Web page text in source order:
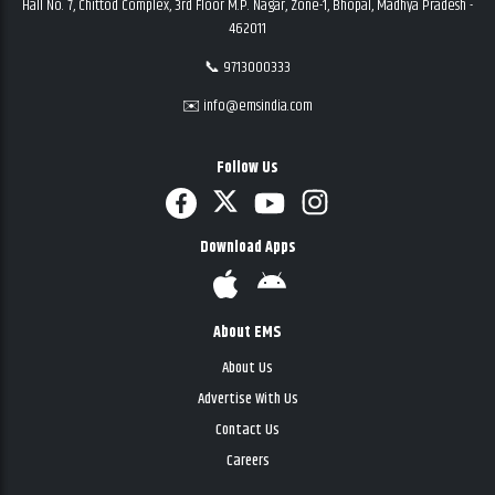
Hall No. 7, Chittod Complex, 3rd Floor M.P. Nagar, Zone-1, Bhopal, Madhya Pradesh -
462011
📞 9713000333
✉️ info@emsindia.com
Follow Us
Download Apps
About EMS
About Us
Advertise With Us
Contact Us
Careers